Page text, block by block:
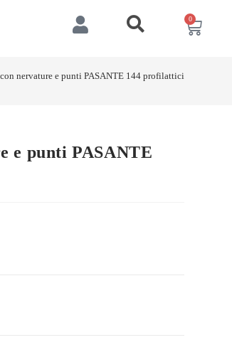
0
nervature e punti PASANTE 144 profilattici
e punti PASANTE